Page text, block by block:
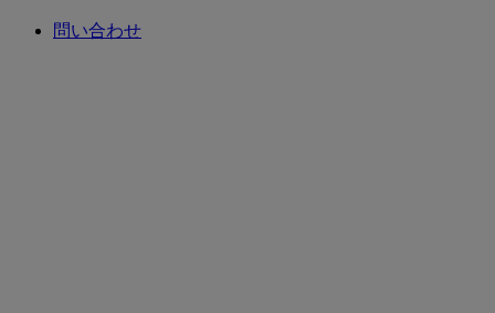
問い合わせ